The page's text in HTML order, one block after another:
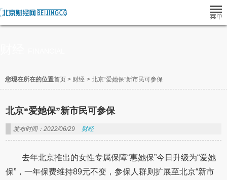
您现在所在的位置首页 > 财经 > 北京“爱她保”新市民可参保
北京“爱她保”新市民可参保
发布时间：2022/06/29 财经
去年北京推出的女性专属保障“惠她保”今日升级为“爱她
保”，一年保费维持89元不变，参保人群则扩展至北京“新市